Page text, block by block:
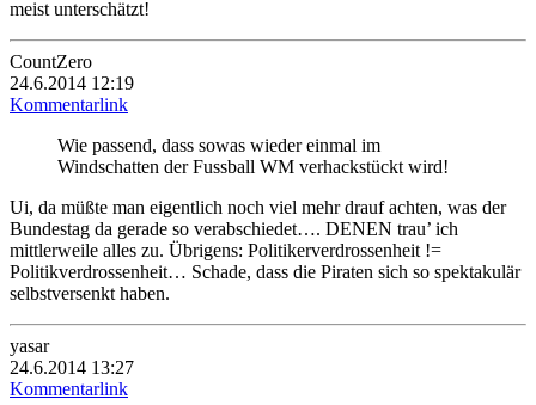
meist unterschätzt!
CountZero
24.6.2014 12:19
Kommentarlink
Wie passend, dass sowas wieder einmal im
Windschatten der Fussball WM verhackstückt wird!
Ui, da müßte man eigentlich noch viel mehr drauf achten, was der
Bundestag da gerade so verabschiedet…. DENEN trau’ ich
mittlerweile alles zu. Übrigens: Politikerverdrossenheit !=
Politikverdrossenheit… Schade, dass die Piraten sich so spektakulär
selbstversenkt haben.
yasar
24.6.2014 13:27
Kommentarlink